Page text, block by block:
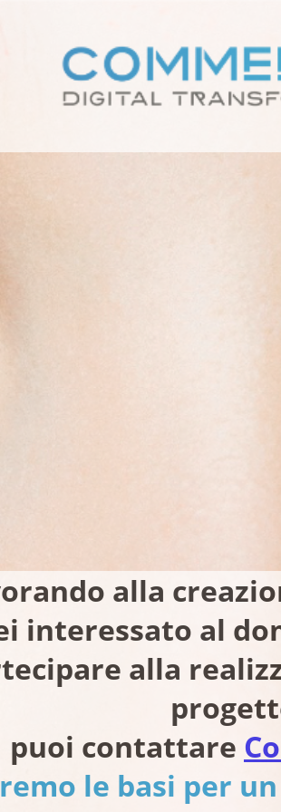
alla
interessato al
alla
puoi contattare
le basi per